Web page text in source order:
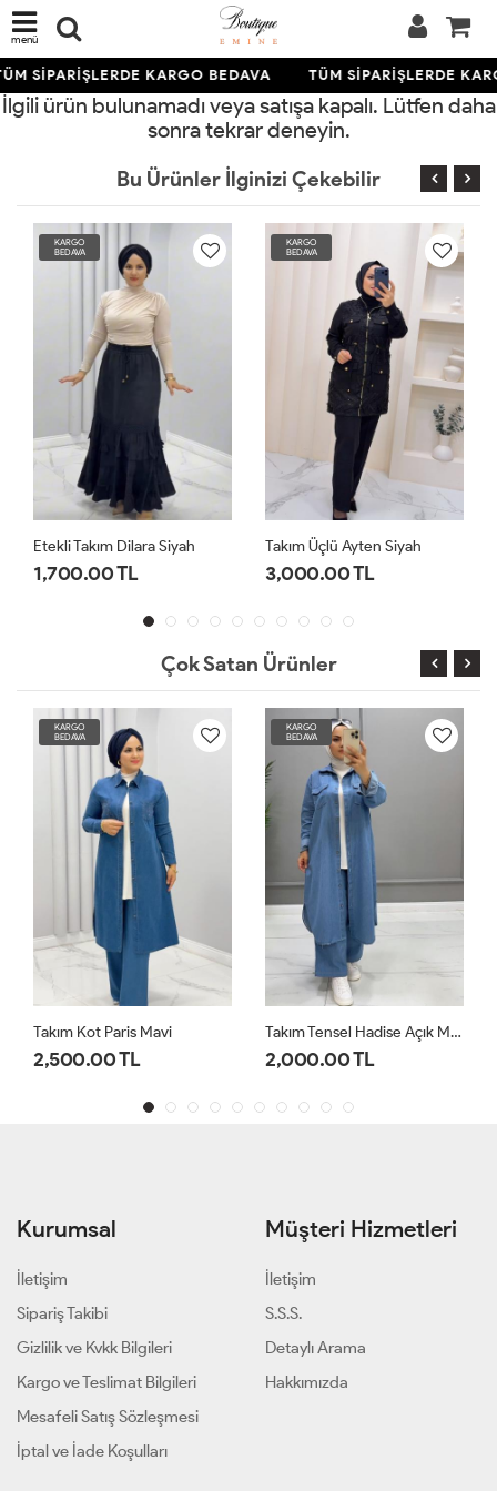
menü
SİPARİŞLERDE KARGO BEDAVA TÜM SİPARİŞLERDE
İlgili ürün bulunamadı veya satışa kapalı. Lütfen daha
sonra tekrar deneyin.
Bu Ürünler İlginizi Çekebilir
KARGO
BEDAVA
Etekli Takım Dilara Siyah
1,700.00 TL
KARGO
BEDAVA
Takım Üçlü Ayten Siyah
3,000.00 TL
Çok Satan Ürünler
KARGO
BEDAVA
Takım Kot Paris Mavi
2,500.00 TL
KARGO
BEDAVA
Takım Tensel Hadise Açık Mavi
2,000.00 TL
Kurumsal
İletişim
Sipariş Takibi
Gizlilik ve Kvkk Bilgileri
Kargo ve Teslimat Bilgileri
Mesafeli Satış Sözleşmesi
İptal ve İade Koşulları
Müşteri Hizmetleri
İletişim
S.S.S.
Detaylı Arama
Hakkımızda